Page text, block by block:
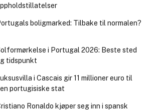
boligmarked: Tilbake til normalen?
i Portugal 2026: Beste sted
tidspunkt
i Cascais gir 11 millioner euro til
portugisiske stat
Ronaldo kjøper seg inn i spansk